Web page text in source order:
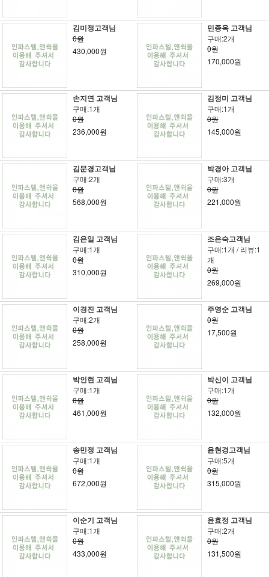
김미정고객님
0원
430,000원
민종옥 고객님
구매:2개
0원
170,000원
손지연 고객님
구매:1개
0원
236,000원
김정미 고객님
구매:1개
0원
145,000원
김문경고객님
구매:2개
0원
568,000원
박경아 고객님
구매:3개
0원
221,000원
김은일 고객님
구매:1개
0원
310,000원
조은숙고객님
구매:1개 / 리뷰:1
개
0원
269,000원
이경진 고객님
구매:2개
0원
258,000원
주영순 고객님
0원
17,500원
박인현 고객님
구매:1개
0원
461,000원
박신이 고객님
구매:1개
0원
132,000원
송민정 고객님
구매:1개
0원
672,000원
윤현경고객님
구매:5개
0원
315,000원
이순기 고객님
구매:1개
0원
433,000원
윤효정 고객님
구매:2개
0원
131,500원